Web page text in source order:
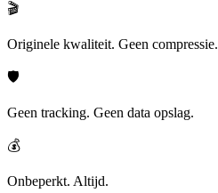
🎬
Originele kwaliteit. Geen compressie.
🛡️
Geen tracking. Geen data opslag.
💰
Onbeperkt. Altijd.